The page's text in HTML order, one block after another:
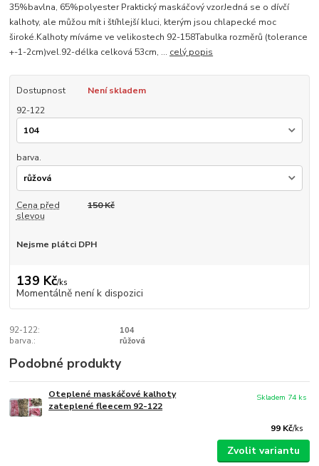
35%bavlna, 65%polyester Praktický maskáčový vzorJedná se o dívčí
kalhoty, ale můžou mít i štíhlejší kluci, kterým jsou chlapecké moc
široké.Kalhoty míváme ve velikostech 92-158Tabulka rozměrů (tolerance
+-1-2cm)vel.92-délka celková 53cm, ... celý popis
Dostupnost
Není skladem
92-122
barva.
Cena před
slevou
150 Kč
Nejsme plátci DPH
139 Kč/ks
Momentálně není k dispozici
92-122:
104
barva.:
růžová
Podobné produkty
Oteplené maskáčové kalhoty
zateplené fleecem 92-122
99 Kč/ks
Skladem 74 ks
Zvolit variantu